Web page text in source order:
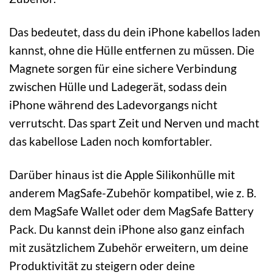
Das bedeutet, dass du dein iPhone kabellos laden
kannst, ohne die Hülle entfernen zu müssen. Die
Magnete sorgen für eine sichere Verbindung
zwischen Hülle und Ladegerät, sodass dein
iPhone während des Ladevorgangs nicht
verrutscht. Das spart Zeit und Nerven und macht
das kabellose Laden noch komfortabler.
Darüber hinaus ist die Apple Silikonhülle mit
anderem MagSafe-Zubehör kompatibel, wie z. B.
dem MagSafe Wallet oder dem MagSafe Battery
Pack. Du kannst dein iPhone also ganz einfach
mit zusätzlichem Zubehör erweitern, um deine
Produktivität zu steigern oder deine